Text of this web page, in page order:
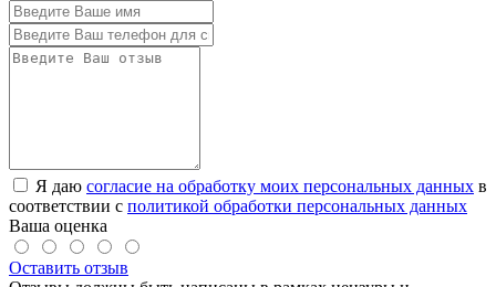
Я даю согласие на обработку моих персональных данных в
соответствии с политикой обработки персональных данных
Ваша оценка
Оставить отзыв